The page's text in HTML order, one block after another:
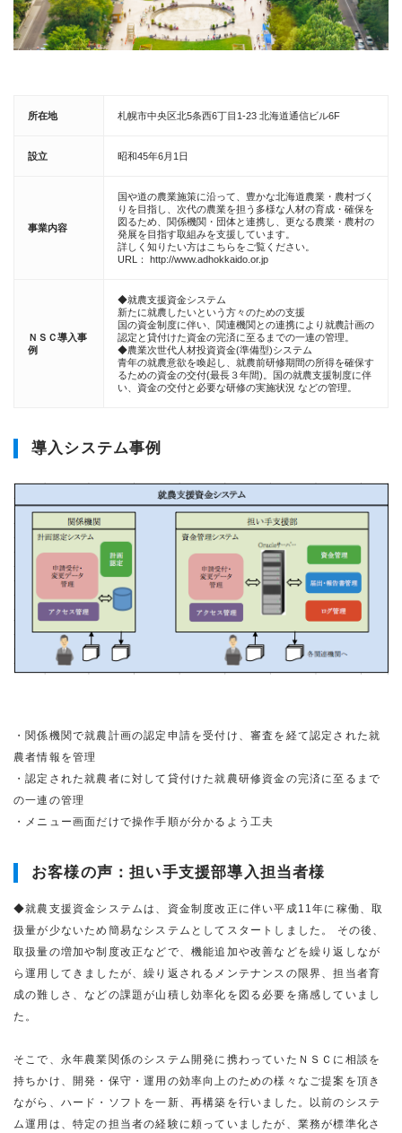
所在地 札幌市中央区北5条西6丁目1-23 北海道通信ビル6F
設立 昭和45年6月1日
事業内容
国や道の農業施策に沿って、豊かな北海道農業・農村づく
りを目指し、次代の農業を担う多様な人材の育成・確保を
図るため、関係機関・団体と連携し、更なる農業・農村の
発展を目指す取組みを支援しています。
詳しく知りたい方はこちらをご覧ください。
URL： http://www.adhokkaido.or.jp
ＮＳＣ導入事
例
◆就農支援資金システム
新たに就農したいという方々のための支援
国の資金制度に伴い、関連機関との連携により就農計画の
認定と貸付けた資金の完済に至るまでの一連の管理。
◆農業次世代人材投資資金(準備型)システム
青年の就農意欲を喚起し、就農前研修期間の所得を確保す
るための資金の交付(最長３年間)。国の就農支援制度に伴
い、資金の交付と必要な研修の実施状況 などの管理。
導入システム事例
・関係機関で就農計画の認定申請を受付け、審査を経て認定された就
農者情報を管理
・認定された就農者に対して貸付けた就農研修資金の完済に至るまで
の一連の管理
・メニュー画面だけで操作手順が分かるよう工夫
お客様の声：担い手支援部導入担当者様
◆就農支援資金システムは、資金制度改正に伴い平成11年に稼働、取
扱量が少ないため簡易なシステムとしてスタートしました。 その後、
取扱量の増加や制度改正などで、機能追加や改善などを繰り返しなが
ら運用してきましたが、繰り返されるメンテナンスの限界、担当者育
成の難しさ、などの課題が山積し効率化を図る必要を痛感していまし
た。
そこで、永年農業関係のシステム開発に携わっていたＮＳＣに相談を
持ちかけ、開発・保守・運用の効率向上のための様々なご提案を頂き
ながら、ハード・ソフトを一新、再構築を行いました。以前のシステ
ム運用は、特定の担当者の経験に頼っていましたが、業務が標準化さ